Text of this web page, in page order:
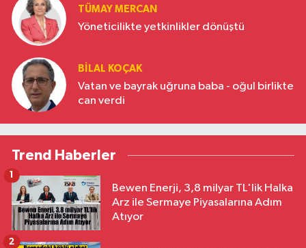
TÜMAY MERCAN
Yöneticilikte yetkinlikler dönüştü
BILAL KOÇAK
Vatan ve bayrak uğruna baba - oğul birlikte
can verdi
Trend Haberler
Bewen Enerji, 3,8 milyar TL'lik Halka
Arz ile Sermaye Piyasalarına Adım
Atıyor
1
2